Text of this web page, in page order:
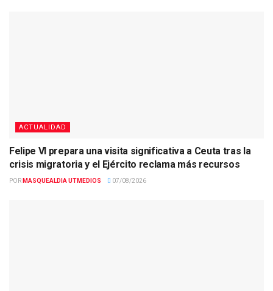
ACTUALIDAD
Felipe VI prepara una visita significativa a Ceuta tras la
crisis migratoria y el Ejército reclama más recursos
POR MASQUEALDIA UTMEDIOS 07/08/2026